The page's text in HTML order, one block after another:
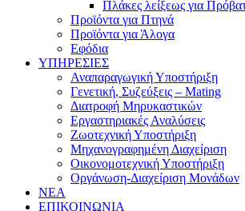
Πλάκες λείξεως για
Προϊόντα για Πτηνά
Προϊόντα για Άλογα
Εφόδια
ΥΠΗΡΕΣΙΕΣ
Αναπαραγωγική Υποστήριξη
Γενετική, Συζεύξεις – Mating
Διατροφή Μηρυκαστικών
Εργαστηριακές Αναλύσεις
Ζωοτεχνική Υποστήριξη
Μηχανογραφημένη Διαχείριση
Οικονομοτεχνική Υποστήριξη
Οργάνωση-Διαχείριση Μονάδων
ΝΕΑ
ΕΠΙΚΟΙΝΩΝΙΑ